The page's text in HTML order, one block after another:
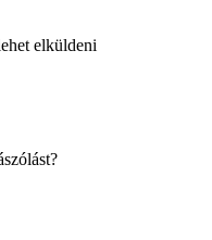
elküldeni